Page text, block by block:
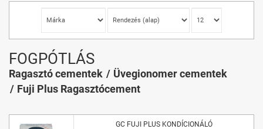
FOGPÓTLÁS
Ragasztó cementek
Üvegionomer cementek
Fuji Plus Ragasztócement
GC FUJI PLUS KONDÍCIONÁLÓ